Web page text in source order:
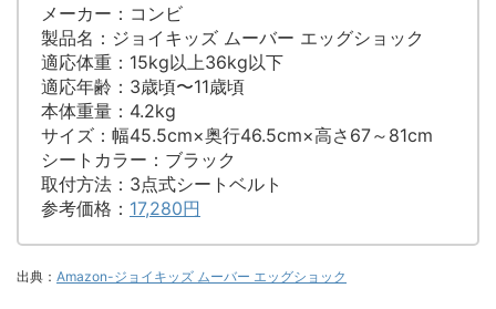
メーカー：コンビ
製品名：ジョイキッズ ムーバー エッグショック
適応体重：15kg以上36kg以下
適応年齢：3歳頃〜11歳頃
本体重量：4.2kg
サイズ：幅45.5cm×奥行46.5cm×高さ67～81cm
シートカラー：ブラック
取付方法：3点式シートベルト
参考価格： 17,280円
出典： Amazon-ジョイキッズ ムーバー エッグショック